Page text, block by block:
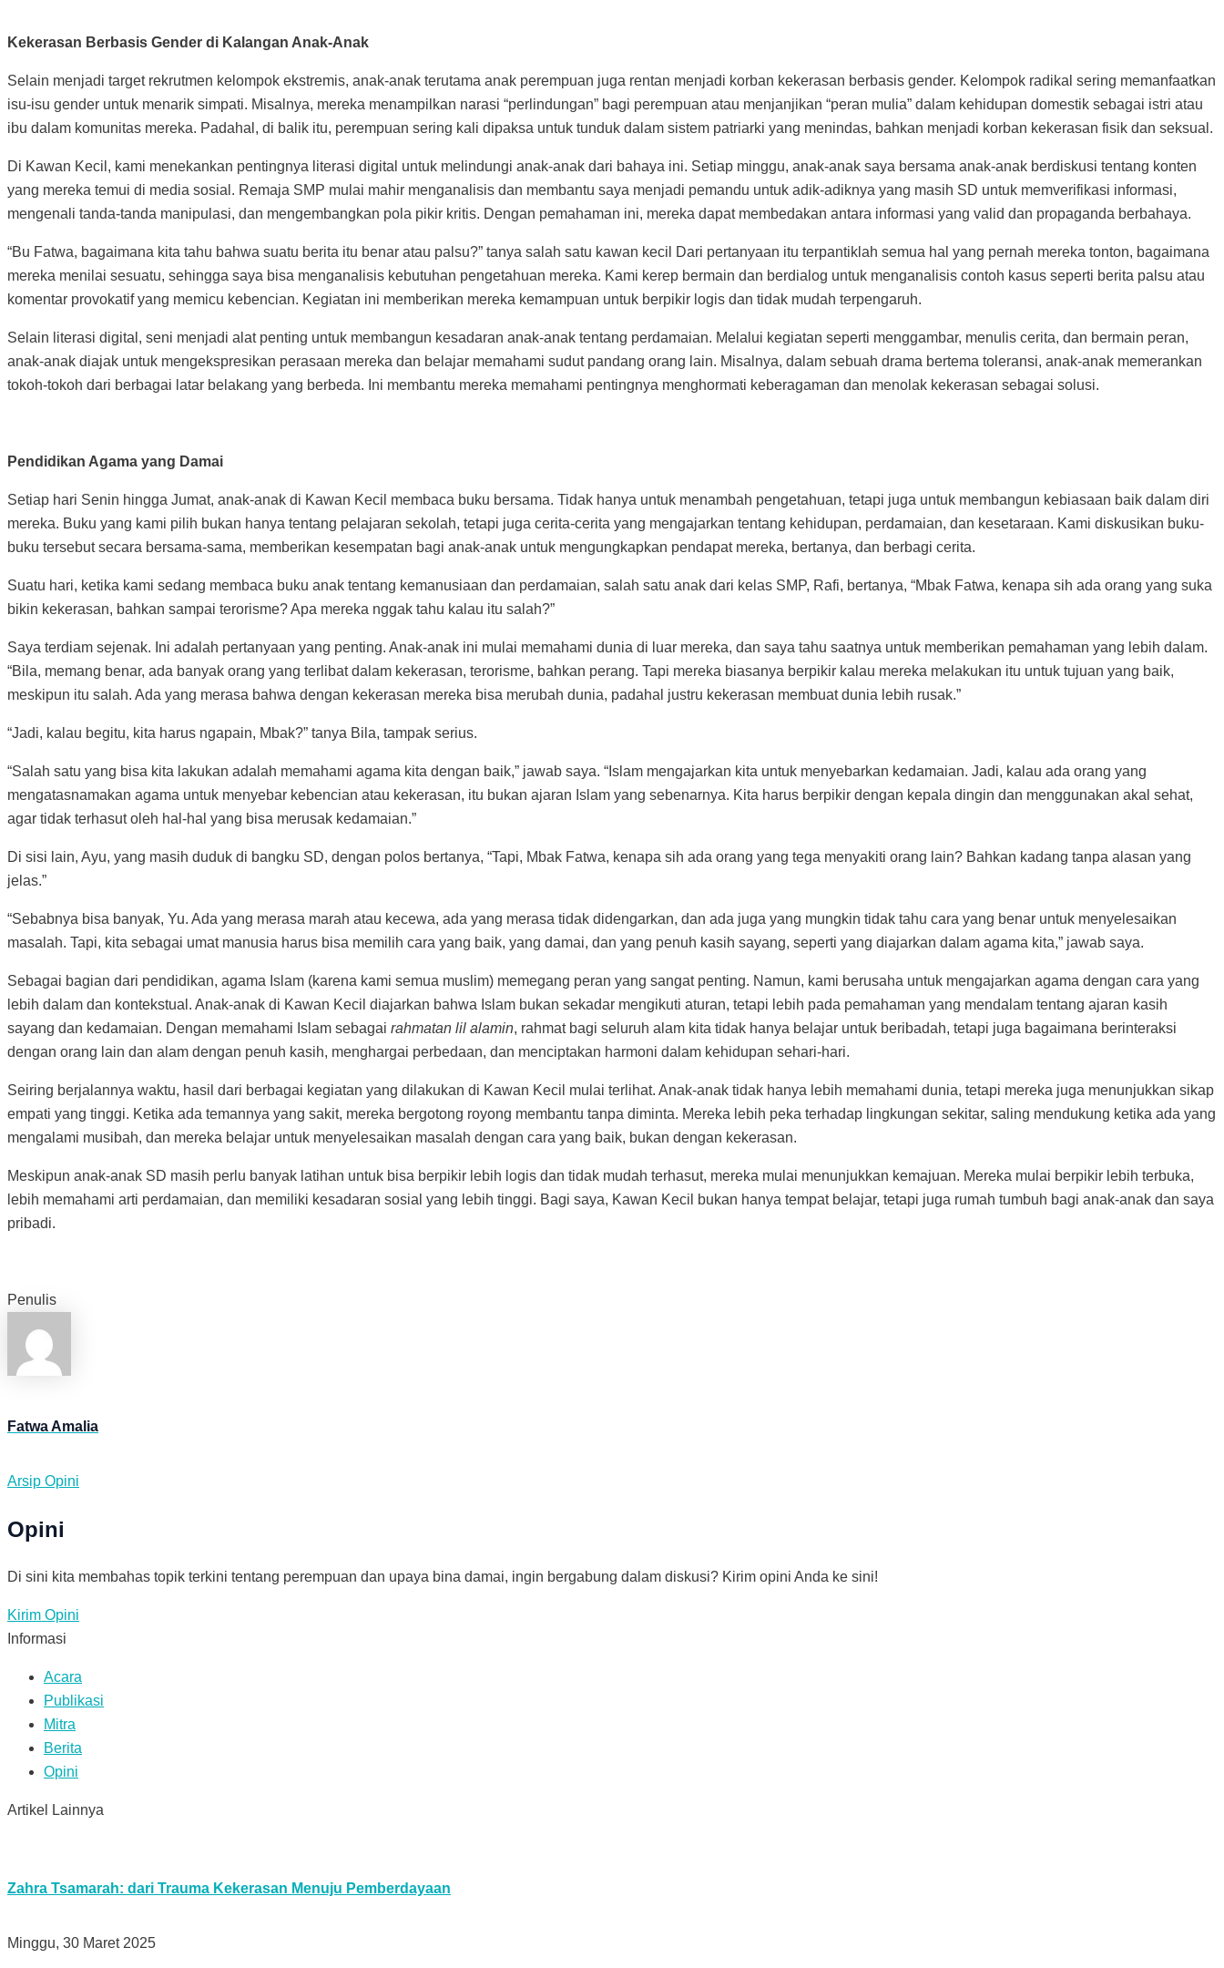
Kekerasan Berbasis Gender di Kalangan Anak-Anak
Selain menjadi target rekrutmen kelompok ekstremis, anak-anak terutama anak perempuan juga rentan menjadi korban kekerasan berbasis gender. Kelompok radikal sering memanfaatkan
isu-isu gender untuk menarik simpati. Misalnya, mereka menampilkan narasi “perlindungan” bagi perempuan atau menjanjikan “peran mulia” dalam kehidupan domestik sebagai istri atau
ibu dalam komunitas mereka. Padahal, di balik itu, perempuan sering kali dipaksa untuk tunduk dalam sistem patriarki yang menindas, bahkan menjadi korban kekerasan fisik dan seksual.
Di Kawan Kecil, kami menekankan pentingnya literasi digital untuk melindungi anak-anak dari bahaya ini. Setiap minggu, anak-anak saya bersama anak-anak berdiskusi tentang konten
yang mereka temui di media sosial. Remaja SMP mulai mahir menganalisis dan membantu saya menjadi pemandu untuk adik-adiknya yang masih SD untuk memverifikasi informasi,
mengenali tanda-tanda manipulasi, dan mengembangkan pola pikir kritis. Dengan pemahaman ini, mereka dapat membedakan antara informasi yang valid dan propaganda berbahaya.
“Bu Fatwa, bagaimana kita tahu bahwa suatu berita itu benar atau palsu?” tanya salah satu kawan kecil Dari pertanyaan itu terpantiklah semua hal yang pernah mereka tonton, bagaimana
mereka menilai sesuatu, sehingga saya bisa menganalisis kebutuhan pengetahuan mereka. Kami kerep bermain dan berdialog untuk menganalisis contoh kasus seperti berita palsu atau
komentar provokatif yang memicu kebencian. Kegiatan ini memberikan mereka kemampuan untuk berpikir logis dan tidak mudah terpengaruh.
Selain literasi digital, seni menjadi alat penting untuk membangun kesadaran anak-anak tentang perdamaian. Melalui kegiatan seperti menggambar, menulis cerita, dan bermain peran,
anak-anak diajak untuk mengekspresikan perasaan mereka dan belajar memahami sudut pandang orang lain. Misalnya, dalam sebuah drama bertema toleransi, anak-anak memerankan
tokoh-tokoh dari berbagai latar belakang yang berbeda. Ini membantu mereka memahami pentingnya menghormati keberagaman dan menolak kekerasan sebagai solusi.
Pendidikan Agama yang Damai
Setiap hari Senin hingga Jumat, anak-anak di Kawan Kecil membaca buku bersama. Tidak hanya untuk menambah pengetahuan, tetapi juga untuk membangun kebiasaan baik dalam diri
mereka. Buku yang kami pilih bukan hanya tentang pelajaran sekolah, tetapi juga cerita-cerita yang mengajarkan tentang kehidupan, perdamaian, dan kesetaraan. Kami diskusikan buku-
buku tersebut secara bersama-sama, memberikan kesempatan bagi anak-anak untuk mengungkapkan pendapat mereka, bertanya, dan berbagi cerita.
Suatu hari, ketika kami sedang membaca buku anak tentang kemanusiaan dan perdamaian, salah satu anak dari kelas SMP, Rafi, bertanya, “Mbak Fatwa, kenapa sih ada orang yang suka
bikin kekerasan, bahkan sampai terorisme? Apa mereka nggak tahu kalau itu salah?”
Saya terdiam sejenak. Ini adalah pertanyaan yang penting. Anak-anak ini mulai memahami dunia di luar mereka, dan saya tahu saatnya untuk memberikan pemahaman yang lebih dalam.
“Bila, memang benar, ada banyak orang yang terlibat dalam kekerasan, terorisme, bahkan perang. Tapi mereka biasanya berpikir kalau mereka melakukan itu untuk tujuan yang baik,
meskipun itu salah. Ada yang merasa bahwa dengan kekerasan mereka bisa merubah dunia, padahal justru kekerasan membuat dunia lebih rusak.”
“Jadi, kalau begitu, kita harus ngapain, Mbak?” tanya Bila, tampak serius.
“Salah satu yang bisa kita lakukan adalah memahami agama kita dengan baik,” jawab saya. “Islam mengajarkan kita untuk menyebarkan kedamaian. Jadi, kalau ada orang yang
mengatasnamakan agama untuk menyebar kebencian atau kekerasan, itu bukan ajaran Islam yang sebenarnya. Kita harus berpikir dengan kepala dingin dan menggunakan akal sehat,
agar tidak terhasut oleh hal-hal yang bisa merusak kedamaian.”
Di sisi lain, Ayu, yang masih duduk di bangku SD, dengan polos bertanya, “Tapi, Mbak Fatwa, kenapa sih ada orang yang tega menyakiti orang lain? Bahkan kadang tanpa alasan yang
jelas.”
“Sebabnya bisa banyak, Yu. Ada yang merasa marah atau kecewa, ada yang merasa tidak didengarkan, dan ada juga yang mungkin tidak tahu cara yang benar untuk menyelesaikan
masalah. Tapi, kita sebagai umat manusia harus bisa memilih cara yang baik, yang damai, dan yang penuh kasih sayang, seperti yang diajarkan dalam agama kita,” jawab saya.
Sebagai bagian dari pendidikan, agama Islam (karena kami semua muslim) memegang peran yang sangat penting. Namun, kami berusaha untuk mengajarkan agama dengan cara yang
lebih dalam dan kontekstual. Anak-anak di Kawan Kecil diajarkan bahwa Islam bukan sekadar mengikuti aturan, tetapi lebih pada pemahaman yang mendalam tentang ajaran kasih
sayang dan kedamaian. Dengan memahami Islam sebagai rahmatan lil alamin, rahmat bagi seluruh alam kita tidak hanya belajar untuk beribadah, tetapi juga bagaimana berinteraksi
dengan orang lain dan alam dengan penuh kasih, menghargai perbedaan, dan menciptakan harmoni dalam kehidupan sehari-hari.
Seiring berjalannya waktu, hasil dari berbagai kegiatan yang dilakukan di Kawan Kecil mulai terlihat. Anak-anak tidak hanya lebih memahami dunia, tetapi mereka juga menunjukkan sikap
empati yang tinggi. Ketika ada temannya yang sakit, mereka bergotong royong membantu tanpa diminta. Mereka lebih peka terhadap lingkungan sekitar, saling mendukung ketika ada yang
mengalami musibah, dan mereka belajar untuk menyelesaikan masalah dengan cara yang baik, bukan dengan kekerasan.
Meskipun anak-anak SD masih perlu banyak latihan untuk bisa berpikir lebih logis dan tidak mudah terhasut, mereka mulai menunjukkan kemajuan. Mereka mulai berpikir lebih terbuka,
lebih memahami arti perdamaian, dan memiliki kesadaran sosial yang lebih tinggi. Bagi saya, Kawan Kecil bukan hanya tempat belajar, tetapi juga rumah tumbuh bagi anak-anak dan saya
pribadi.
Penulis
Fatwa Amalia
Arsip Opini
Opini
Di sini kita membahas topik terkini tentang perempuan dan upaya bina damai, ingin bergabung dalam diskusi? Kirim opini Anda ke sini!
Kirim Opini
Informasi
Acara
Publikasi
Mitra
Berita
Opini
Artikel Lainnya
Zahra Tsamarah: dari Trauma Kekerasan Menuju Pemberdayaan
Minggu, 30 Maret 2025